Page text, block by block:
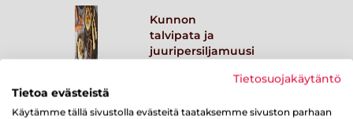
Kunnon
talvipata ja
juuripersiljamuusi
Tietosuojakäytäntö
Tietoa evästeistä
Käytämme tällä sivustolla evästeitä taataksemme sivuston parhaan